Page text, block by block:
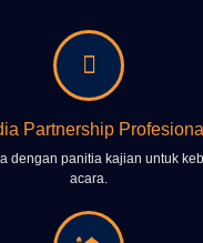
Partnership Profesional
dengan panitia kajian untuk
acara.